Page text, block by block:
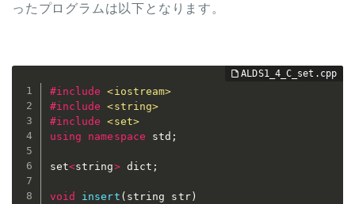
ったプログラムは以下となります。
#include
<iostream>
#include
<string>
#include
<set>
using
namespace std ;
set<string> dict ;
void insert ( string str)